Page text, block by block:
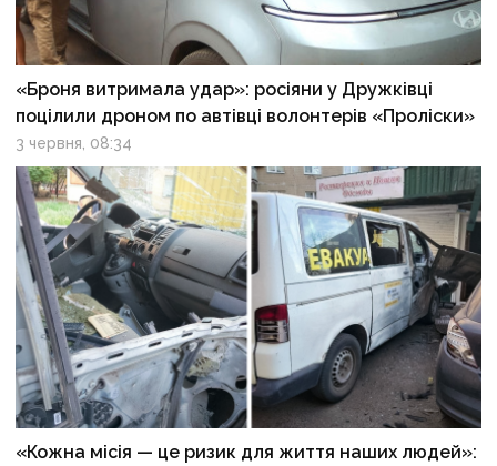
«Броня витримала удар»: росіяни у Дружківці
поцілили дроном по автівці волонтерів «Проліски»
3 червня, 08:34
«Кожна місія — це ризик для життя наших людей»: